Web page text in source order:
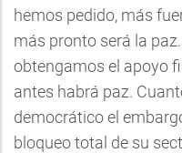
hemos pedido, más
más pronto será la
obtengamos el apoyo
antes habrá paz.
democrático el
bloqueo total de su